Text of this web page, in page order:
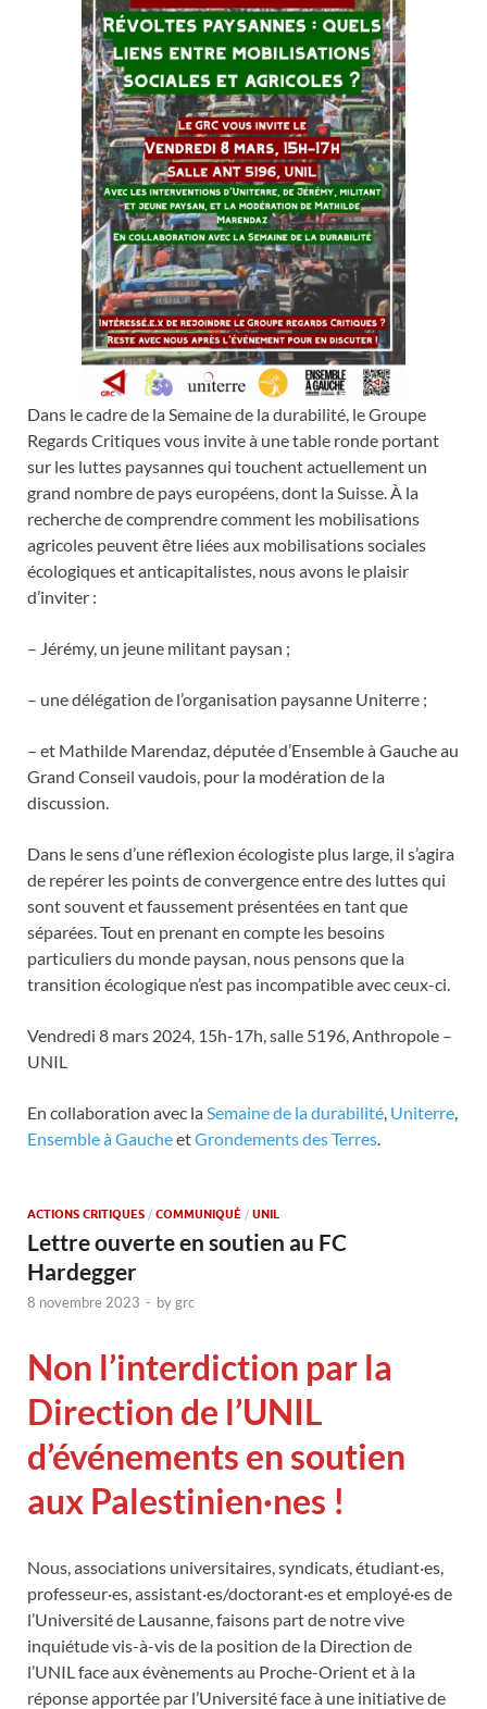
Dans le cadre de la Semaine de la durabilité, le Groupe
Regards Critiques vous invite à une table ronde portant
sur les luttes paysannes qui touchent actuellement un
grand nombre de pays européens, dont la Suisse. À la
recherche de comprendre comment les mobilisations
agricoles peuvent être liées aux mobilisations sociales
écologiques et anticapitalistes, nous avons le plaisir
d’inviter :
– Jérémy, un jeune militant paysan ;
– une délégation de l’organisation paysanne Uniterre ;
– et Mathilde Marendaz, députée d’Ensemble à Gauche au
Grand Conseil vaudois, pour la modération de la
discussion.
Dans le sens d’une réflexion écologiste plus large, il s’agira
de repérer les points de convergence entre des luttes qui
sont souvent et faussement présentées en tant que
séparées. Tout en prenant en compte les besoins
particuliers du monde paysan, nous pensons que la
transition écologique n’est pas incompatible avec ceux-ci.
Vendredi 8 mars 2024, 15h-17h, salle 5196, Anthropole –
UNIL
En collaboration avec laSemaine de la durabilité, Uniterre,
Ensemble à GaucheetGrondements des Terres.
ACTIONS CRITIQUES / COMMUNIQUÉ / UNIL
Lettre ouverte en soutien au FC
Hardegger
8 novembre 2023 - bygrc
Non l’interdiction par la
Direction de l’UNIL
d’événements en soutien
aux Palestinien·nes !
Nous, associations universitaires, syndicats, étudiant·es,
professeur·es, assistant·es/doctorant·es et employé·es de
l’Université de Lausanne, faisons part de notre vive
inquiétude vis-à-vis de la position de la Direction de
l’UNIL face aux évènements au Proche-Orient et à la
réponse apportée par l’Université face à une initiative de